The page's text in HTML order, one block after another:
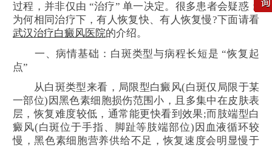
过程，并非仅由 “治疗” 单一决定。很多患者会疑惑：
为何相同治疗下，有人恢复快、有人恢复慢?下面请看
武汉治疗白癜风医院的介绍。
一、病情基础：白斑类型与病程长短是 “恢复起
点”
从白斑类型来看，局限型白癜风(白斑仅局限于某
一部位)因黑色素细胞损伤范围小，且多集中在皮肤表
层，恢复难度较低，通常能更快看到效果;而肢端型白
癜风(白斑位于手指、脚趾等肢端部位)因血液循环较
慢，黑色素细胞营养供给不足，恢复速度会明显慢于